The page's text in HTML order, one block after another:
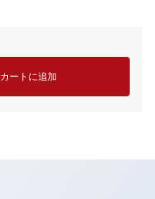
カートに追加